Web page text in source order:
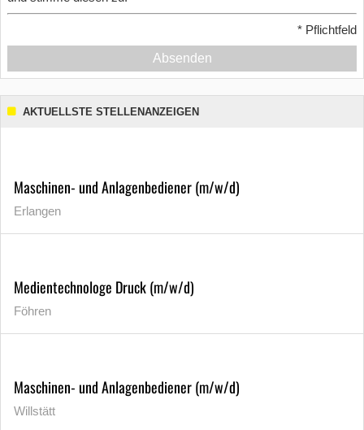
* Pflichtfeld
Absenden
AKTUELLSTE STELLENANZEIGEN
Maschinen- und Anlagenbediener (m/w/d)
Erlangen
Medientechnologe Druck (m/w/d)
Föhren
Maschinen- und Anlagenbediener (m/w/d)
Willstätt